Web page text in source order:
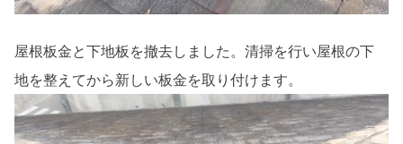
屋根板金と下地板を撤去しました。清掃を行い屋根の下
地を整えてから新しい板金を取り付けます。